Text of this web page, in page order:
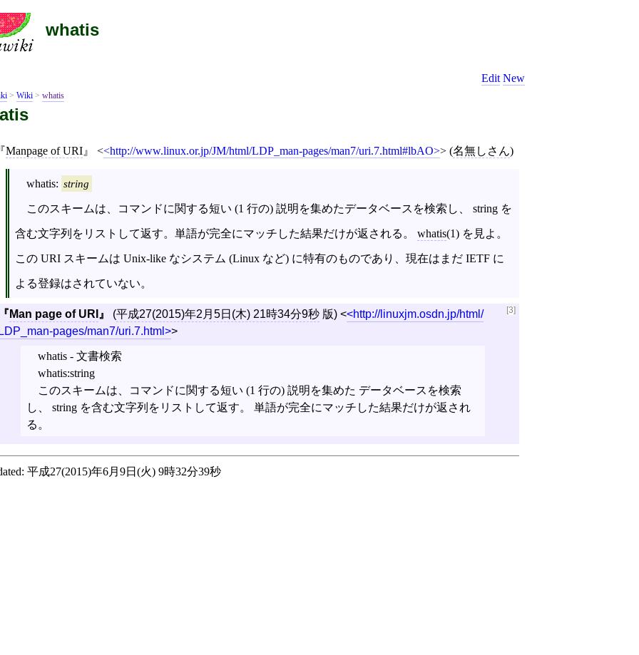
whatis
Edit New
> Wiki > whatis
Manpage of URI < http://www.linux.or.jp/JM/html/LDP_man-pages/man7/uri.7.html#lbAO > (名無しさん)
whatis: string
このスキームは、コマンドに関する短い (1 行の) 説明を集めたデータベースを検索し、 string を
含む文字列をリストして返す。単語が完全にマッチした結果だけが返される。 whatis(1) を見よ。
この URI スキームは Unix-like なシステム (Linux など) に特有のものであり、現在はまだ IETF に
よる登録はされていない。
[3]
Man page of URI (平成27(2015)年2月5日(木) 21時34分9秒版) < http://linuxjm.osdn.jp/html/
pages/man7/uri.7.html
>
whatis - 文書検索
whatis:string
このスキームは、コマンドに関する短い (1 行の) 説明を集めた データベースを検索
し、 string を含む文字列をリストして返す。 単語が完全にマッチした結果だけが返され
る。
平成27(2015)年6月9日(火) 9時32分39秒